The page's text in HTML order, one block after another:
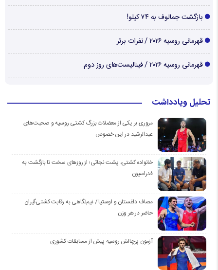
بازگشت جمالوف به ۷۴ کیلو!
قهرمانی روسیه ۲۰۲۶ / نفرات برتر
قهرمانی روسیه ۲۰۲۶ / فینالیست‌های روز دوم
تحلیل ویادداشت
مروری بر یکی از معضلات بزرگ کشتی روسیه و صحبت‌های
عبدالرشید در این خصوص
خانواده کشتی، پشت نجاتی؛ از روزهای سخت تا بازگشت به
فدراسیون
مصاف داغستان و اوستیا / نیم‌نگاهی به رقابت کشتی‌گیران
حاضر در هر وزن
آزمون پرچالش روسیه پیش از مسابقات کشوری